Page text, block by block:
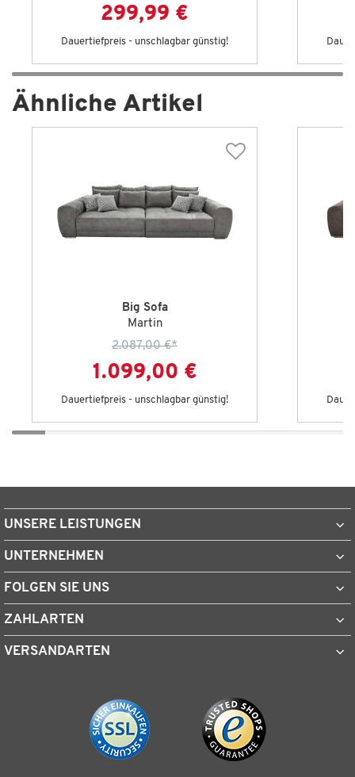
299,99 €
Dauertiefpreis - unschlagbar günstig!
Ähnliche Artikel
Big Sofa
Martin
2.087,00 €*
1.099,00 €
Dauertiefpreis - unschlagbar günstig!
UNSERE LEISTUNGEN
UNTERNEHMEN
FOLGEN SIE UNS
ZAHLARTEN
VERSANDARTEN